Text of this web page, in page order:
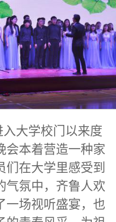
大学校门以来度
会本着营造一种家
在大学里感受到
气氛中，齐鲁人欢
一场视听盛宴，也